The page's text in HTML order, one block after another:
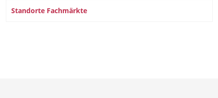
Standorte Fachmärkte